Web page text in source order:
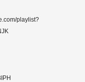
playlist?